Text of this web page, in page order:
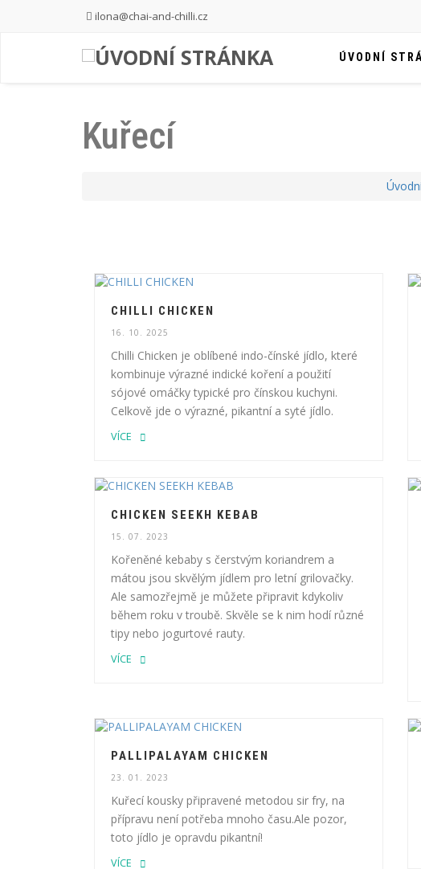
ilona@chai-and-chilli.cz
ÚVODNÍ
Kuřecí
CHILLI CHICKEN
16. 10. 2025
Chilli Chicken je oblíbené indo-čínské jídlo, které
kombinuje výrazné indické koření a použití
sójové omáčky typické pro čínskou kuchyni.
Celkově jde o výrazné, pikantní a syté jídlo.
VÍCE
CHICKEN SEEKH KEBAB
15. 07. 2023
Kořeněné kebaby s čerstvým koriandrem a
mátou jsou skvělým jídlem pro letní grilovačky.
Ale samozřejmě je můžete připravit kdykoliv
během roku v troubě. Skvěle se k nim hodí různé
tipy nebo jogurtové rauty.
VÍCE
PALLIPALAYAM CHICKEN
23. 01. 2023
Kuřecí kousky připravené metodou sir fry, na
přípravu není potřeba mnoho času.Ale pozor,
toto jídlo je opravdu pikantní!
VÍCE